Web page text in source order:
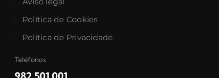
Política de Cookies
Política de Privacidade
Teléfonos